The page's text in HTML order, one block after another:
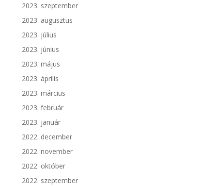
2023. szeptember
2023. augusztus
2023. július
2023. június
2023. május
2023. április
2023. március
2023. február
2023. január
2022. december
2022. november
2022. október
2022. szeptember